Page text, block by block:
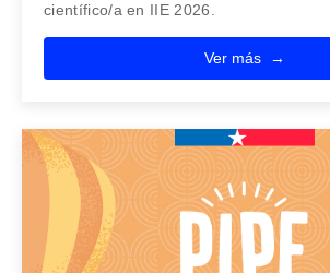
científico/a en IIE 2026.
Ver más